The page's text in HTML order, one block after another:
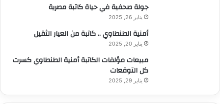
جولة صحفية في حياة كاتبة مصرية
يناير 26, 2025
أمنية الطنطاوي .. كاتبة من العيار الثقيل
يناير 20, 2025
مبيعات مؤلفات الكاتبة أمنية الطنطاوي كسرت
كل التوقعات
يناير 29, 2025